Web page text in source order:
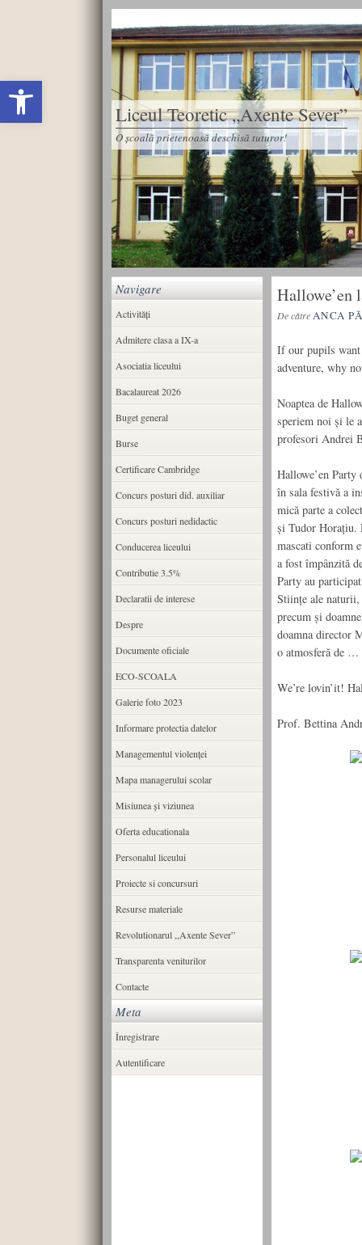
Deschide bara de unelte
Liceul Teoretic „Axente Sever”
O școală prietenoasă deschisă tuturor!
Hallowe’en
De cătreANCA
If our pupils want
adventure, why
Noaptea de
speriem noi şi le
profesori Andrei
Hallowe’en
în sala festivă a
mică parte a
şi Tudor Horaţiu.
mascati conform
a fost împânzită
Party au
Stiinţe ale
precum şi
doamna director
o atmosferă de
We’re lovin’it!
Prof. Bettina
Navigare
Activități
Admitere clasa a IX-a
Asociatia liceului
Bacalaureat 2026
Buget general
Burse
Certificare Cambridge
Concurs posturi did. auxiliar
Concurs posturi nedidactic
Conducerea liceului
Contributie 3.5%
Declaratii de interese
Despre
Documente oficiale
ECO-SCOALA
Galerie foto 2023
Informare protectia datelor
Managementul violenței
Mapa managerului scolar
Misiunea şi viziunea
Oferta educationala
Personalul liceului
Proiecte si concursuri
Resurse materiale
Revolutionarul ,,Axente Sever”
Transparenta veniturilor
Contacte
Meta
Înregistrare
Autentificare